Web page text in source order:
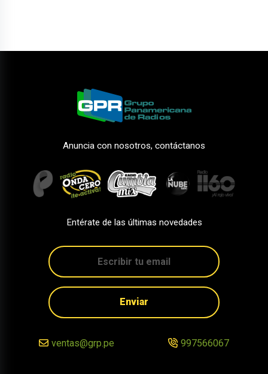
Anuncia con nosotros, contáctanos
Entérate de las últimas novedades
Enviar
ventas@grp.pe 997566067